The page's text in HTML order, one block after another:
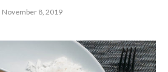
November 8, 2019